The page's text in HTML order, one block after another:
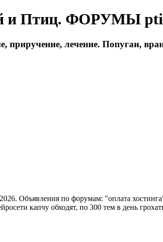
и Птиц. ФОРУМЫ
приручение, лечение. Попугаи,
Объявления по форумам: "оплата
капчу обходят, по 300 тем в день